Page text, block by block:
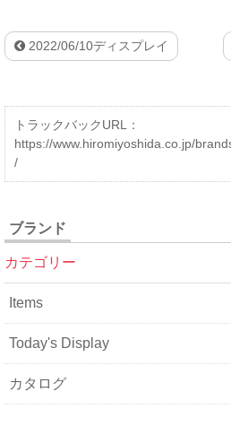
2022/06/10ディスプレイ
トラックバックURL：
https://www.hiromiyoshida.co.jp/
/
ブランド
カテゴリー
Items
Today's Display
カタログ